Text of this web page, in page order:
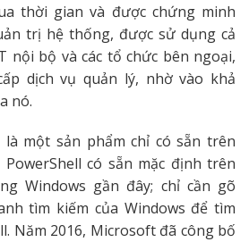
thời gian và được chứng minh
trị hệ thống, được sử dụng cả
nội bộ và các tổ chức bên ngoại,
dịch vụ quản lý, nhờ vào khả
nó.
là một sản phẩm chỉ có sẵn trên
PowerShell có sẵn mặc định trên
Windows gần đây; chỉ cần gõ
tìm kiếm của Windows để tìm
Năm 2016, Microsoft đã công bố